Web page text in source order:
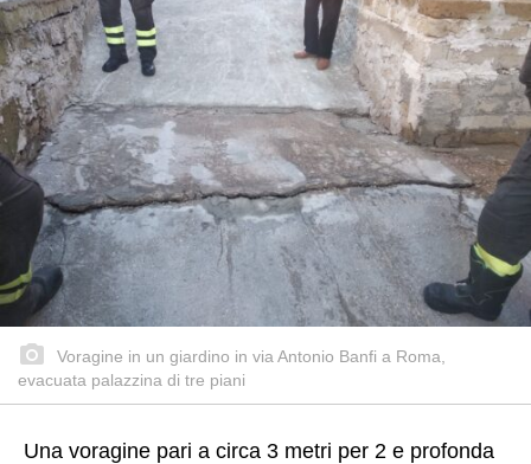
Voragine in un giardino in via Antonio Banfi a Roma,
evacuata palazzina di tre piani
Una voragine pari a circa 3 metri per 2 e profonda